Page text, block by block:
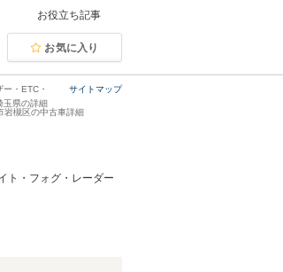
お役立ち記事
お気に入り
サイトマップ
・ETC・
玉県の詳細
岩槻区の中古車詳細
ト・フォグ・レーダー